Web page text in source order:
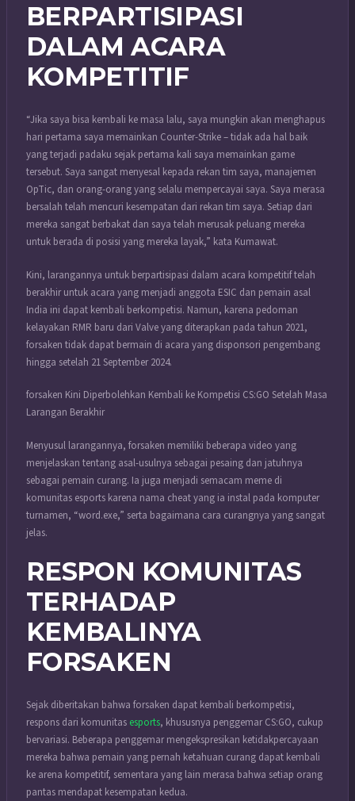
BERPARTISIPASI
DALAM ACARA
KOMPETITIF
“Jika saya bisa kembali ke masa lalu, saya mungkin akan menghapus
hari pertama saya memainkan Counter-Strike – tidak ada hal baik
yang terjadi padaku sejak pertama kali saya memainkan game
tersebut. Saya sangat menyesal kepada rekan tim saya, manajemen
OpTic, dan orang-orang yang selalu mempercayai saya. Saya merasa
bersalah telah mencuri kesempatan dari rekan tim saya. Setiap dari
mereka sangat berbakat dan saya telah merusak peluang mereka
untuk berada di posisi yang mereka layak,” kata Kumawat.
Kini, larangannya untuk berpartisipasi dalam acara kompetitif telah
berakhir untuk acara yang menjadi anggota ESIC dan pemain asal
India ini dapat kembali berkompetisi. Namun, karena pedoman
kelayakan RMR baru dari Valve yang diterapkan pada tahun 2021,
forsaken tidak dapat bermain di acara yang disponsori pengembang
hingga setelah 21 September 2024.
forsaken Kini Diperbolehkan Kembali ke Kompetisi CS:GO Setelah Masa
Larangan Berakhir
Menyusul larangannya, forsaken memiliki beberapa video yang
menjelaskan tentang asal-usulnya sebagai pesaing dan jatuhnya
sebagai pemain curang. Ia juga menjadi semacam meme di
komunitas esports karena nama cheat yang ia instal pada komputer
turnamen, “word.exe,” serta bagaimana cara curangnya yang sangat
jelas.
RESPON KOMUNITAS
TERHADAP
KEMBALINYA
FORSAKEN
Sejak diberitakan bahwa forsaken dapat kembali berkompetisi,
respons dari komunitas esports, khususnya penggemar CS:GO, cukup
bervariasi. Beberapa penggemar mengekspresikan ketidakpercayaan
mereka bahwa pemain yang pernah ketahuan curang dapat kembali
ke arena kompetitif, sementara yang lain merasa bahwa setiap orang
pantas mendapat kesempatan kedua.